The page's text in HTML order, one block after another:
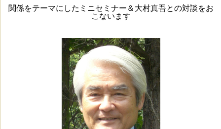
関係をテーマにしたミニセミナー＆大村真吾との対談をお
こないます